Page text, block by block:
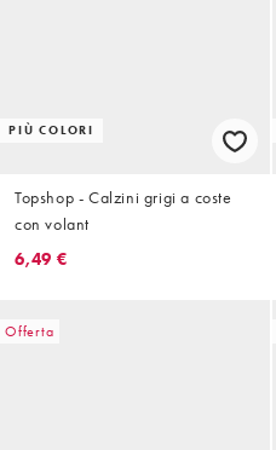
PIÙ COLORI
Topshop - Calzini grigi a coste
con volant
6,49 €
Offerta